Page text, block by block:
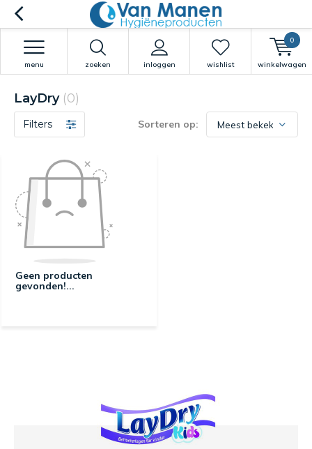
zoeken inloggen
menu wishlist winkelwagen
0
LayDry (0)
Filters Sorteren op:
Geen producten
gevonden!...